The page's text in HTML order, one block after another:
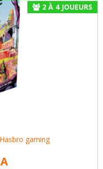
2À 4JOUEURS
Hasbro gaming